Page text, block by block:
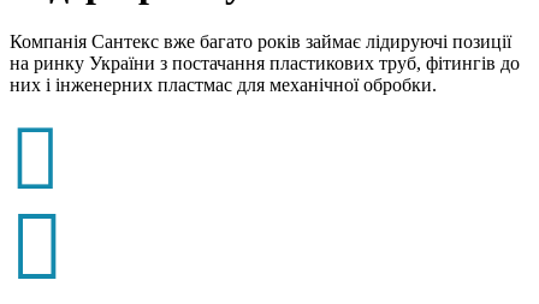
Компанія Сантекс вже багато років займає лідируючі позиції
на ринку України з постачання пластикових труб, фітингів до
них і інженерних пластмас для механічної обробки.

